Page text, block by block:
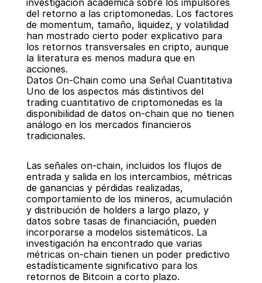
investigación académica sobre los impulsores
del retorno a las criptomonedas. Los factores
de momentum, tamaño, liquidez, y volatilidad
han mostrado cierto poder explicativo para
los retornos transversales en cripto, aunque
la literatura es menos madura que en
acciones.
Datos On-Chain como una Señal Cuantitativa
Uno de los aspectos más distintivos del
trading cuantitativo de criptomonedas es la
disponibilidad de datos on-chain que no tienen
análogo en los mercados financieros
tradicionales.
Las señales on-chain, incluidos los flujos de
entrada y salida en los intercambios, métricas
de ganancias y pérdidas realizadas,
comportamiento de los mineros, acumulación
y distribución de holders a largo plazo, y
datos sobre tasas de financiación, pueden
incorporarse a modelos sistemáticos. La
investigación ha encontrado que varias
métricas on-chain tienen un poder predictivo
estadísticamente significativo para los
retornos de Bitcoin a corto plazo.